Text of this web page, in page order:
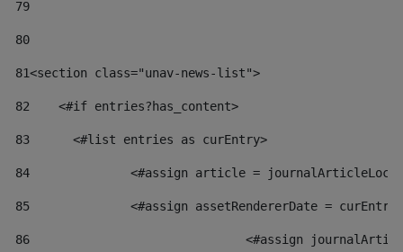
79
80
81<section class="unav-news-list">
82
    <#if entries?has_content>
83
    	<#list entries as curEntry>
84
<#assign article =
85
<#assign assetRendererDate =
86
<#assign